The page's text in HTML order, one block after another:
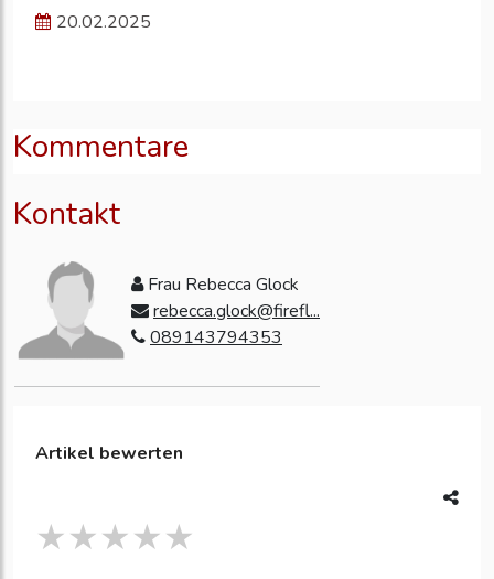
20.02.2025
Kommentare
Kontakt
Frau Rebecca Glock
rebecca.glock@firefl...
089143794353
Artikel bewerten